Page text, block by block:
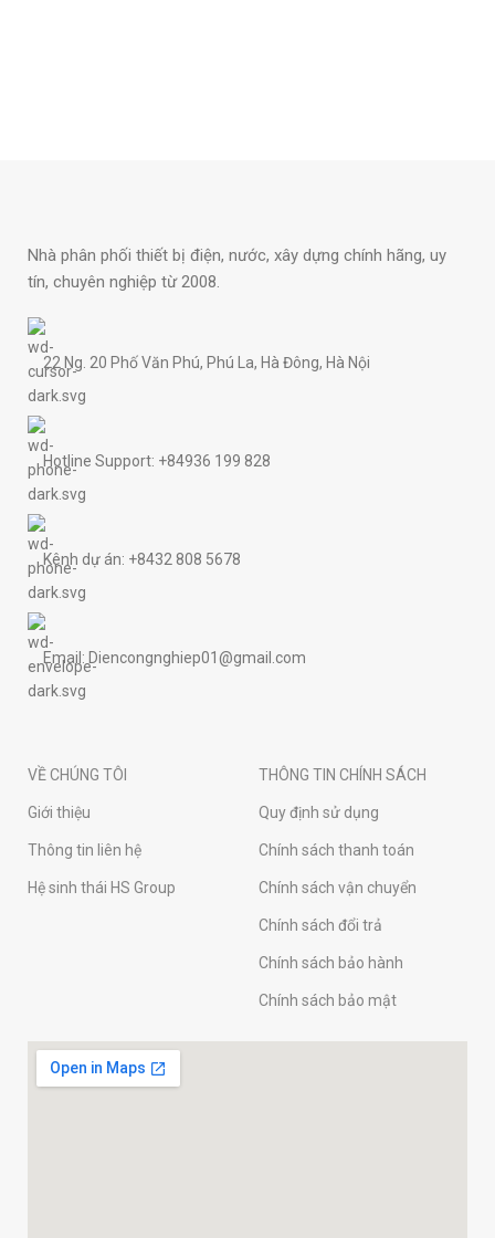
Nhà phân phối thiết bị điện, nước, xây dựng chính hãng, uy
tín, chuyên nghiệp từ 2008.
22 Ng. 20 Phố Văn Phú, Phú La, Hà Đông, Hà Nội
Hotline Support: +84936 199 828
Kênh dự án: +8432 808 5678
Email: Diencongnghiep01@gmail.com
VỀ CHÚNG TÔI
Giới thiệu
Thông tin liên hệ
Hệ sinh thái HS Group
THÔNG TIN CHÍNH SÁCH
Quy định sử dụng
Chính sách thanh toán
Chính sách vận chuyển
Chính sách đổi trả
Chính sách bảo hành
Chính sách bảo mật